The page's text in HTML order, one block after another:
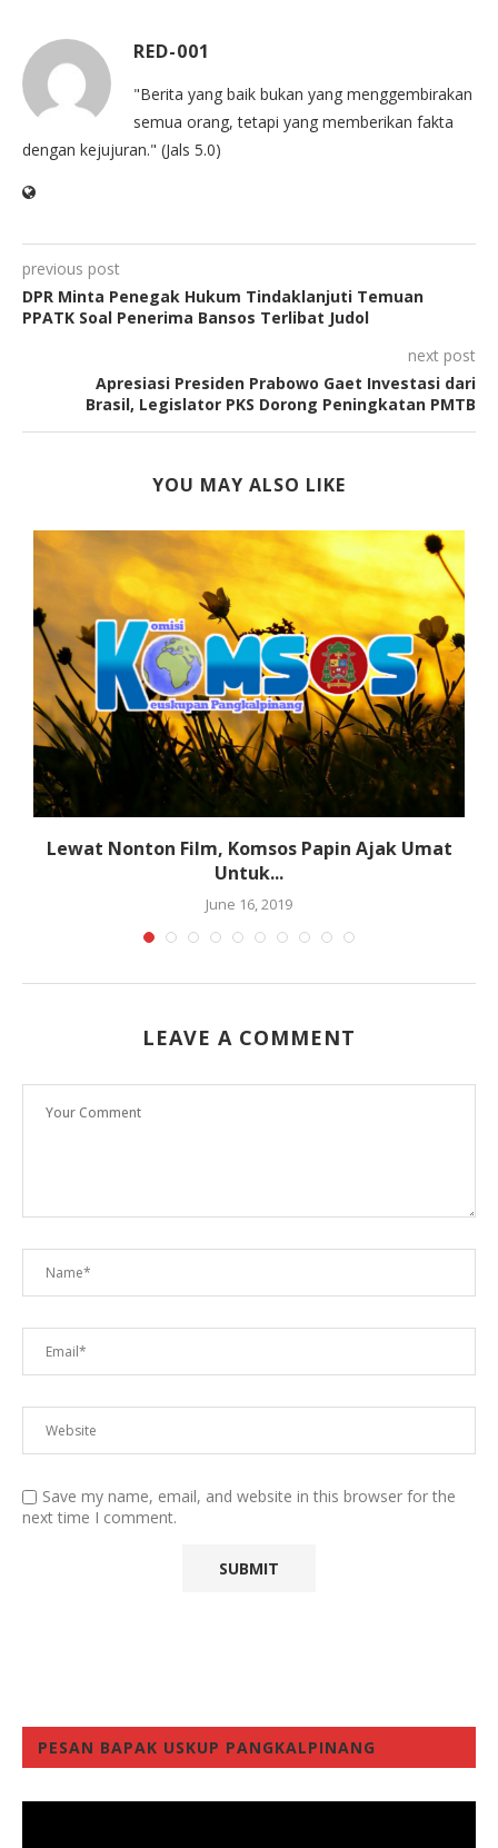
RED-001
"Berita yang baik bukan yang menggembirakan
semua orang, tetapi yang memberikan fakta
dengan kejujuran." (Jals 5.0)
previous post
DPR Minta Penegak Hukum Tindaklanjuti Temuan
PPATK Soal Penerima Bansos Terlibat Judol
next post
Apresiasi Presiden Prabowo Gaet Investasi dari
Brasil, Legislator PKS Dorong Peningkatan PMTB
YOU MAY ALSO LIKE
Lewat Nonton Film, Komsos Papin Ajak Umat
Untuk...
June 16, 2019
LEAVE A COMMENT
Save my name, email, and website in this browser for the
next time I comment.
PESAN BAPAK USKUP PANGKALPINANG